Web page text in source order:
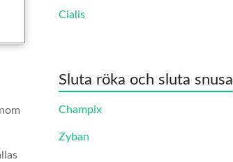
Cialis
Sluta röka och sluta snusa
Champix
Zyban